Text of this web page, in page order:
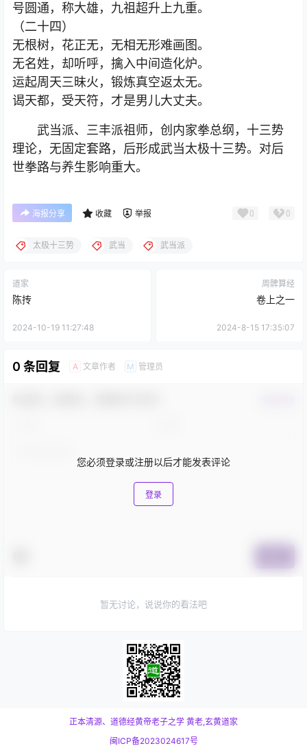
号圆通，称大雄，九祖超升上九重。
（二十四）
无根树，花正无，无相无形难画图。
无名姓，却听呼，擒入中间造化炉。
运起周天三昧火，锻炼真空返太无。
谒天都，受天符，才是男儿大丈夫。
武当派、三丰派祖师，创内家拳总纲，十三势
理论，无固定套路，后形成武当太极十三势。对后
世拳路与养生影响重大。
海报分享 收藏 举报 0 0
太极十三势 武当 武当派
道家
陈抟
2024-10-19 11:27:48
周髀算经
卷上之一
2024-8-15 17:35:07
0 条回复 A 文章作者 M 管理员
您必须登录或注册以后才能发表评论
登录
暂无讨论，说说你的看法吧
正本清源、道德经黄帝老子之学 黄老,玄黄道家
闽ICP备2023024617号